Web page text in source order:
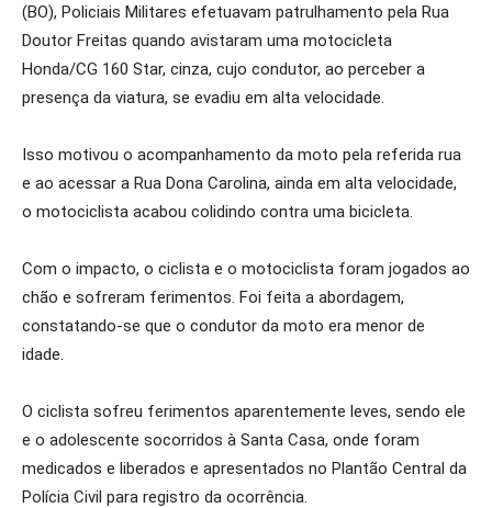
(BO), Policiais Militares efetuavam patrulhamento pela Rua
Doutor Freitas quando avistaram uma motocicleta
Honda/CG 160 Star, cinza, cujo condutor, ao perceber a
presença da viatura, se evadiu em alta velocidade.
Isso motivou o acompanhamento da moto pela referida rua
e ao acessar a Rua Dona Carolina, ainda em alta velocidade,
o motociclista acabou colidindo contra uma bicicleta.
Com o impacto, o ciclista e o motociclista foram jogados ao
chão e sofreram ferimentos. Foi feita a abordagem,
constatando-se que o condutor da moto era menor de
idade.
O ciclista sofreu ferimentos aparentemente leves, sendo ele
e o adolescente socorridos à Santa Casa, onde foram
medicados e liberados e apresentados no Plantão Central da
Polícia Civil para registro da ocorrência.